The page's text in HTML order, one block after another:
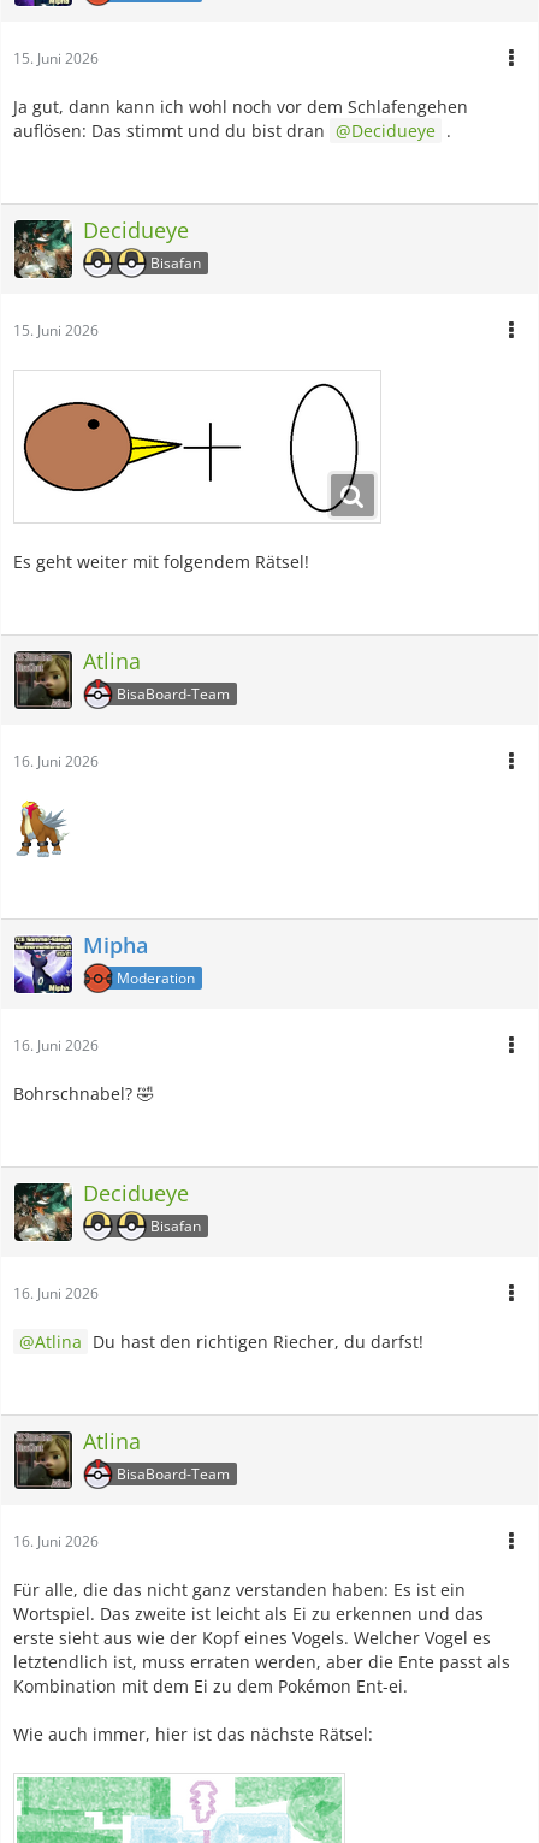
15. Juni 2026
Ja gut, dann kann ich wohl noch vor dem Schlafengehen
auflösen: Das stimmt und du bist dran
Decidueye .
Decidueye
Bisafan
15. Juni 2026
Es geht weiter mit folgendem Rätsel!
Atlina
BisaBoard-Team
16. Juni 2026
Mipha
Moderation
16. Juni 2026
Bohrschnabel? 🤣
Decidueye
Bisafan
16. Juni 2026
Atlina Du hast den richtigen Riecher, du darfst!
Atlina
BisaBoard-Team
16. Juni 2026
Für alle, die das nicht ganz verstanden haben: Es ist ein
Wortspiel. Das zweite ist leicht als Ei zu erkennen und das
erste sieht aus wie der Kopf eines Vogels. Welcher Vogel es
letztendlich ist, muss erraten werden, aber die Ente passt als
Kombination mit dem Ei zu dem Pokémon Ent-ei.
Wie auch immer, hier ist das nächste Rätsel: